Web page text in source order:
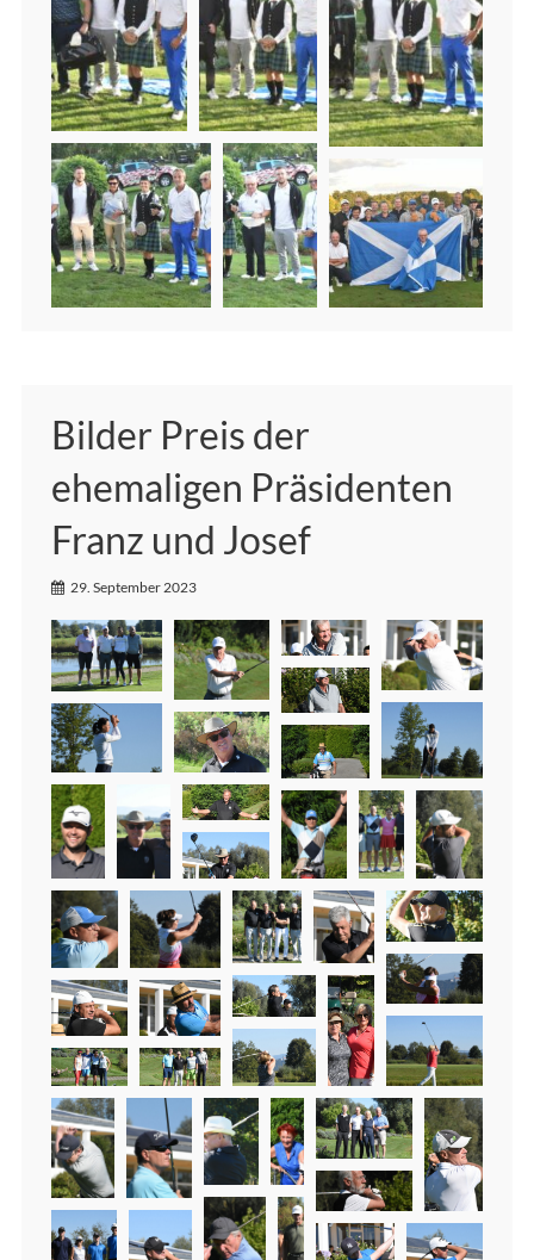
Bilder Preis der
ehemaligen Präsidenten
Franz und Josef
29. September 2023